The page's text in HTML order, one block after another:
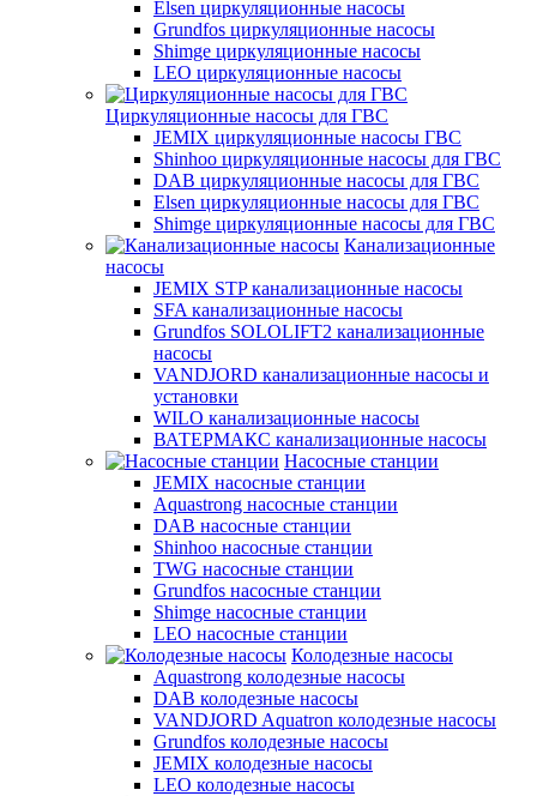
Elsen циркуляционные насосы
Grundfos циркуляционные насосы
Shimge циркуляционные насосы
LEO циркуляционные насосы
Циркуляционные насосы для ГВС
JEMIX циркуляционные насосы ГВС
Shinhoo циркуляционные насосы для ГВС
DAB циркуляционные насосы для ГВС
Elsen циркуляционные насосы для ГВС
Shimge циркуляционные насосы для ГВС
Канализационные
насосы
JEMIX STP канализационные насосы
SFA канализационные насосы
Grundfos SOLOLIFT2 канализационные
насосы
VANDJORD канализационные насосы и
установки
WILO канализационные насосы
ВАТЕРМАКС канализационные насосы
Насосные станции
JEMIX насосные станции
Aquastrong насосные станции
DAB насосные станции
Shinhoo насосные станции
TWG насосные станции
Grundfos насосные станции
Shimge насосные станции
LEO насосные станции
Колодезные насосы
Aquastrong колодезные насосы
DAB колодезные насосы
VANDJORD Aquatron колодезные насосы
Grundfos колодезные насосы
JEMIX колодезные насосы
LEO колодезные насосы